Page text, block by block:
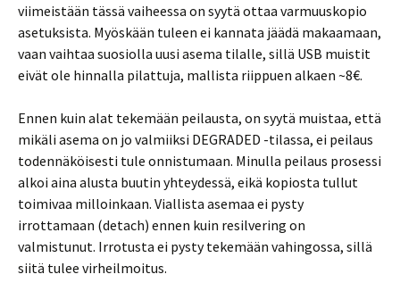
viimeistään tässä vaiheessa on syytä ottaa varmuuskopio
asetuksista. Myöskään tuleen ei kannata jäädä makaamaan,
vaan vaihtaa suosiolla uusi asema tilalle, sillä USB muistit
eivät ole hinnalla pilattuja, mallista riippuen alkaen ~8€.
Ennen kuin alat tekemään peilausta, on syytä muistaa, että
mikäli asema on jo valmiiksi DEGRADED -tilassa, ei peilaus
todennäköisesti tule onnistumaan. Minulla peilaus prosessi
alkoi aina alusta buutin yhteydessä, eikä kopiosta tullut
toimivaa milloinkaan. Viallista asemaa ei pysty
irrottamaan (detach) ennen kuin resilvering on
valmistunut. Irrotusta ei pysty tekemään vahingossa, sillä
siitä tulee virheilmoitus.